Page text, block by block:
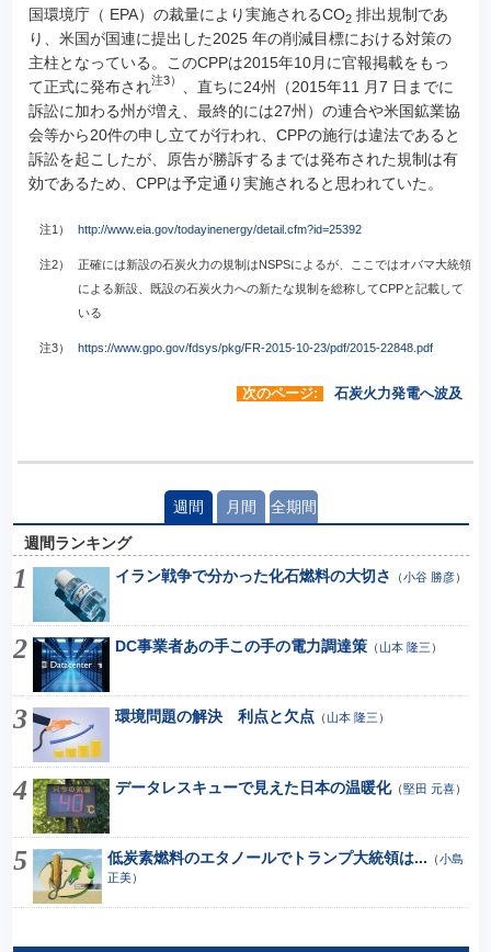
国環境庁（ EPA）の裁量により実施されるCO2排出規制であ
り、米国が国連に提出した2025 年の削減目標における対策の
主柱となっている。このCPPは2015年10月に官報掲載をもっ
て正式に発布され注3）
、直ちに24州（2015年11 月7 日までに
訴訟に加わる州が増え、最終的には27州）の連合や米国鉱業協
会等から20件の申し立てが行われ、CPPの施行は違法であると
訴訟を起こしたが、原告が勝訴するまでは発布された規制は有
効であるため、CPPは予定通り実施されると思われていた。
注1） http://www.eia.gov/todayinenergy/detail.cfm?id=25392
注2）
正確には新設の石炭火力の規制はNSPSによるが、ここではオバマ大統領
による新設、既設の石炭火力への新たな規制を総称してCPPと記載して
いる
注3） https://www.gpo.gov/fdsys/pkg/FR-2015-10-23/pdf/2015-22848.pdf
次のページ: 石炭火力発電へ波及
週間 月間 全期間
週間ランキング
イラン戦争で分かった化石燃料の大切さ
（小谷 勝彦）
DC事業者あの手この手の電力調達策（山本 隆三 ）
環境問題の解決 利点と欠点 （山本 隆三 ）
データレスキューで見えた日本の温暖化（堅田 元喜）
低炭素燃料のエタノールでトランプ大統領は... （小島
正美）